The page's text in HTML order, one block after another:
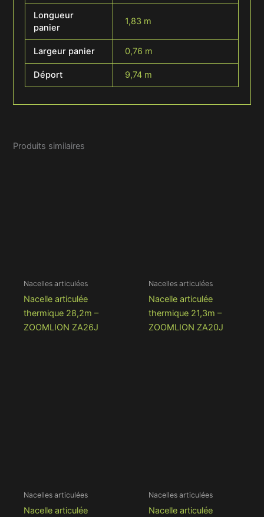
Longueur
panier
1,83 m
Largeur panier 0,76 m
Déport 9,74 m
Produits similaires
Nacelles articulées
Nacelle articulée
thermique 28,2m –
ZOOMLION ZA26J
Nacelles articulées
Nacelle articulée
thermique 21,3m –
ZOOMLION ZA20J
Nacelles articulées
Nacelle articulée
Nacelles articulées
Nacelle articulée